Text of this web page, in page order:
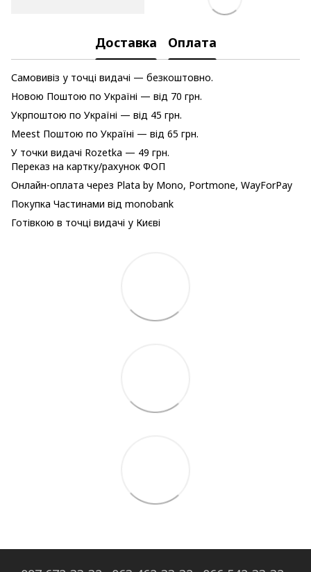
Доставка Оплата
Самовивіз у точці видачі — безкоштовно.
Новою Поштою по Україні — від 70 грн.
Укрпоштою по Україні — від 45 грн.
Meest Поштою по Україні — від 65 грн.
У точки видачі Rozetka — 49 грн.
Переказ на картку/рахунок ФОП
Онлайн-оплата через Plata by Mono, Portmone, WayForPay
Покупка Частинами від monobank
Готівкою в точці видачі у Києві